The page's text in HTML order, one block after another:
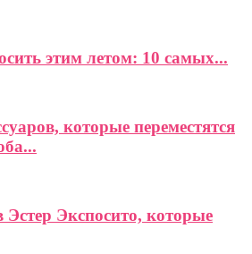
этим летом: 10 самых...
которые переместятся
Экспосито, которые